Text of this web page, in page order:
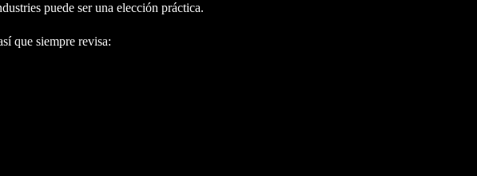
puede ser una elección práctica.
que siempre revisa: